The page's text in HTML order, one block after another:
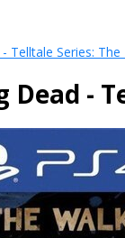
Telltale Series:
Dead -